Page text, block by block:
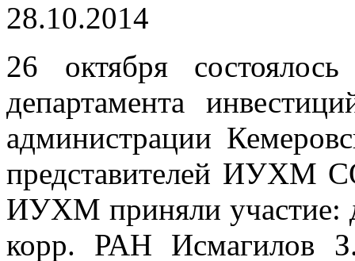
28.10.2014
26 октября
департамента
администрации
представителей ИУХМ
ИУХМ приняли
корр. РАН Исмагилов